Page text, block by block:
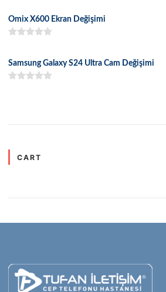
Omix X600 Ekran Değişimi
Samsung Galaxy S24 Ultra Cam Değişimi
CART